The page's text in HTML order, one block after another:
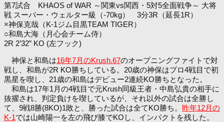
第7試合 KHAOS of WAR ～関東vs関西・5対5全面戦争～ 大将
戦 スーパー・ウェルター級（-70kg） 3分3R（延長1R）
×神保克哉（K-1ジム目黒TEAM TIGER）
○和島大海（月心会チーム侍）
2R 2’32” KO (左フック)
神保と和島は16年7月のKrush.67のオープニングファイトで対
戦し、和島が2R KO勝ちしている。20歳の神保はプロ4戦目で初
黒星を喫し、21歳の和島はデビュー2連続KO勝ちとなった。
和島は17年1月の4戦目で元Krush同級王者・中島弘貴の相手に
抜擢され、判定負けを喫しているが、それ以外の試合は全勝し
て、9戦8勝(8KO)1敗と、勝った試合は全てKO勝ち。 昨年12月の
K-1では山崎陽一を左の飛び膝でKOし、インパクトを残した。